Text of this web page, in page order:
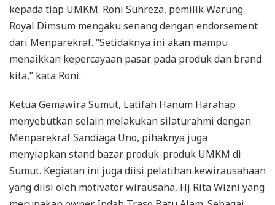
kepada tiap UMKM. Roni Suhreza, pemilik Warung
Royal Dimsum mengaku senang dengan endorsement
dari Menparekraf. “Setidaknya ini akan mampu
menaikkan kepercayaan pasar pada produk dan brand
kita,” kata Roni.
Ketua Gemawira Sumut, Latifah Hanum Harahap
menyebutkan selain melakukan silaturahmi dengan
Menparekraf Sandiaga Uno, pihaknya juga
menyiapkan stand bazar produk-produk UMKM di
Sumut. Kegiatan ini juga diisi pelatihan kewirausahaan
yang diisi oleh motivator wirausaha, Hj Rita Wizni yang